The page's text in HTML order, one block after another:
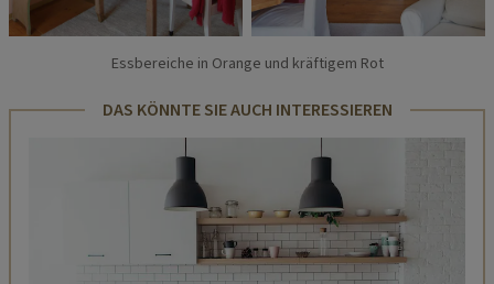
Essbereiche in Orange und kräftigem Rot
DAS KÖNNTE SIE AUCH INTERESSIEREN